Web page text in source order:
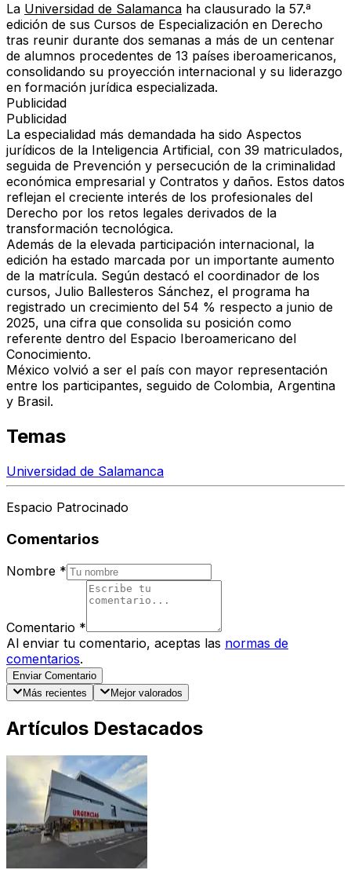
La Universidad de Salamanca ha clausurado la 57.ª
edición de sus Cursos de Especialización en Derecho
tras reunir durante dos semanas a más de un centenar
de alumnos procedentes de 13 países iberoamericanos,
consolidando su proyección internacional y su liderazgo
en formación jurídica especializada.
Publicidad
Publicidad
La especialidad más demandada ha sido Aspectos
jurídicos de la Inteligencia Artificial, con 39 matriculados,
seguida de Prevención y persecución de la criminalidad
económica empresarial y Contratos y daños. Estos datos
reflejan el creciente interés de los profesionales del
Derecho por los retos legales derivados de la
transformación tecnológica.
Además de la elevada participación internacional, la
edición ha estado marcada por un importante aumento
de la matrícula. Según destacó el coordinador de los
cursos, Julio Ballesteros Sánchez, el programa ha
registrado un crecimiento del 54 % respecto a junio de
2025, una cifra que consolida su posición como
referente dentro del Espacio Iberoamericano del
Conocimiento.
México volvió a ser el país con mayor representación
entre los participantes, seguido de Colombia, Argentina
y Brasil.
Temas
Universidad de Salamanca
Espacio Patrocinado
Comentarios
Nombre *
Comentario *
Al enviar tu comentario, aceptas las normas de
comentarios.
Enviar Comentario
Más recientes
Mejor valorados
Artículos Destacados